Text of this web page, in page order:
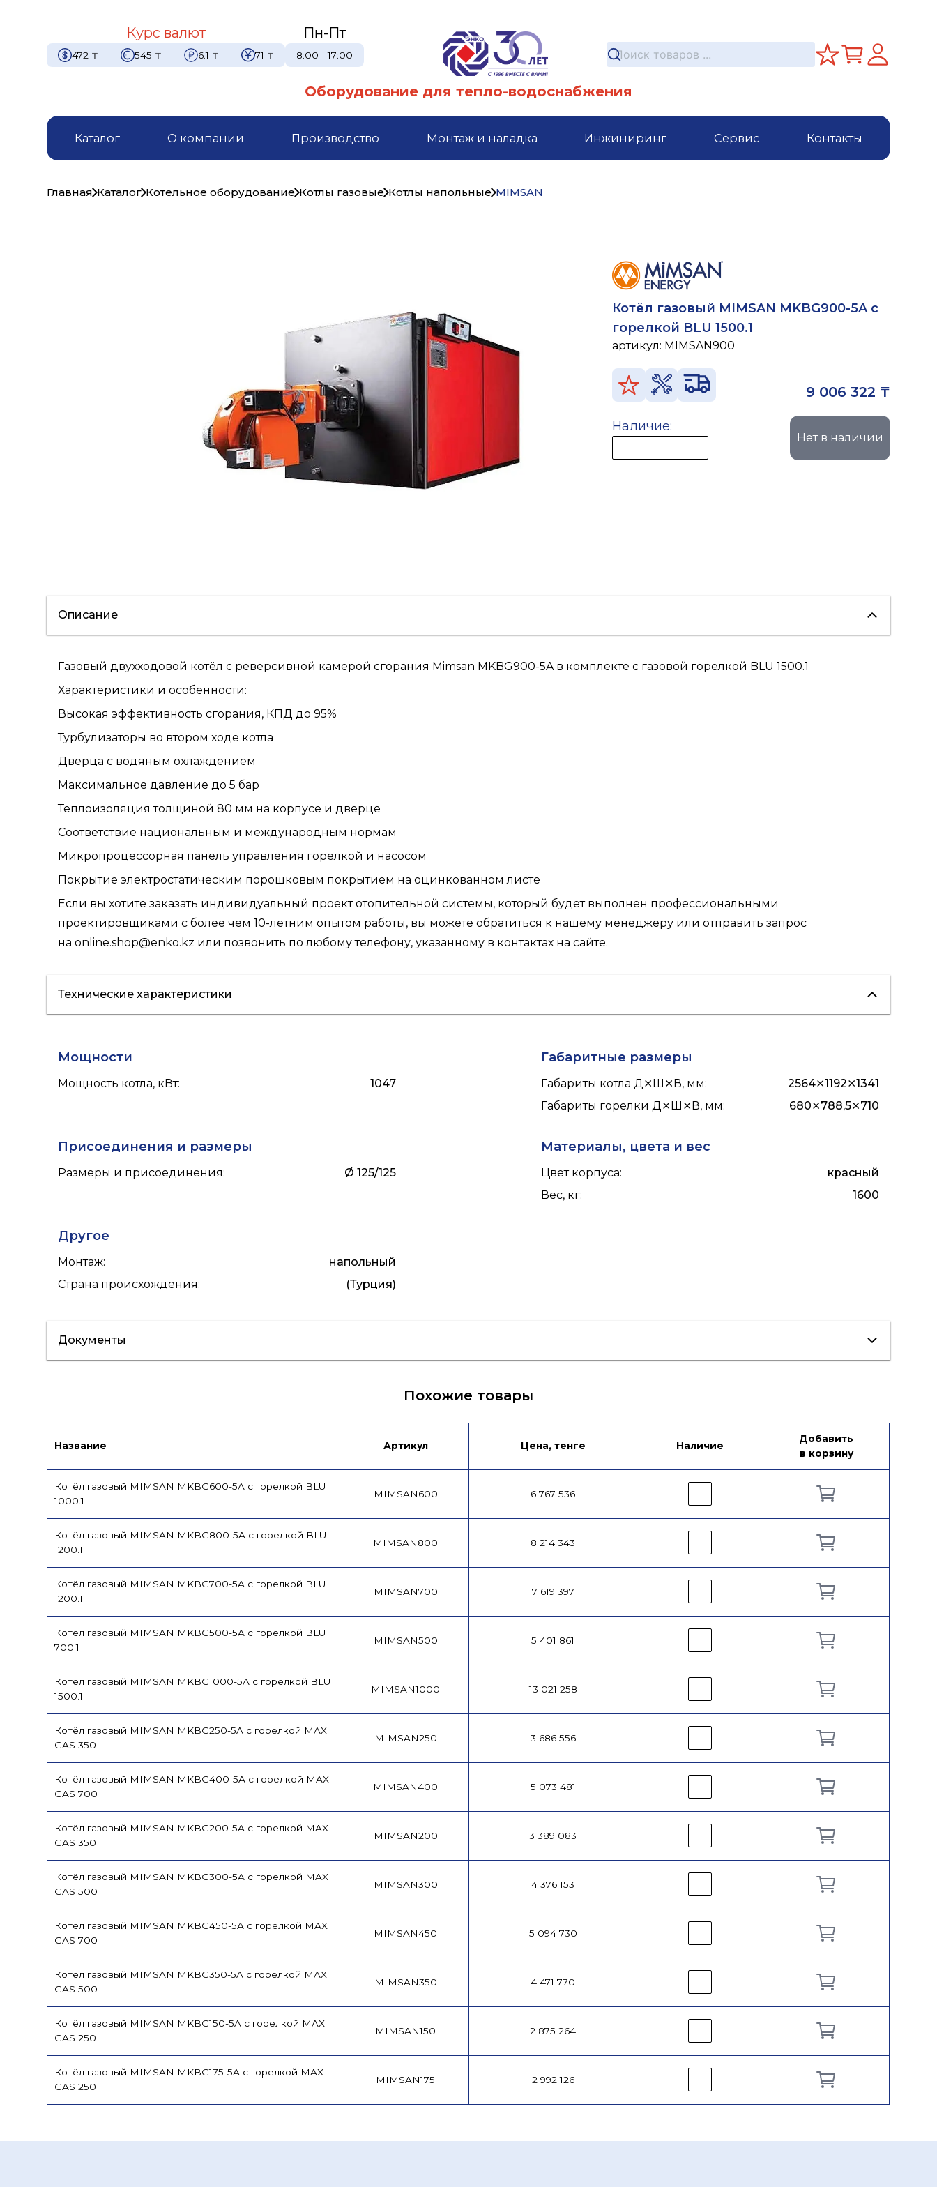
Курс валют
472 ₸ 545 ₸ 6.1 ₸ 71 ₸
Пн-Пт
8:00 - 17:00
Оборудование для тепло-водоснабжения
Каталог О компании Производство Монтаж и наладка Инжиниринг Сервис Контакты
Главная Каталог Котельное оборудование Котлы газовые Котлы напольные MIMSAN
Котёл газовый MIMSAN MKBG900-5A с
горелкой BLU 1500.1
артикул: MIMSAN900
9 006 322 ₸
Наличие:
Нет в наличии
Описание
Газовый двухходовой котёл с реверсивной камерой сгорания Mimsan MKBG900-5A в комплекте с газовой горелкой BLU 1500.1
Характеристики и особенности:
Высокая эффективность сгорания, КПД до 95%
Турбулизаторы во втором ходе котла
Дверца с водяным охлаждением
Максимальное давление до 5 бар
Теплоизоляция толщиной 80 мм на корпусе и дверце
Соответствие национальным и международным нормам
Микропроцессорная панель управления горелкой и насосом
Покрытие электростатическим порошковым покрытием на оцинкованном листе
Если вы хотите заказать индивидуальный проект отопительной системы, который будет выполнен профессиональными
проектировщиками с более чем 10-летним опытом работы, вы можете обратиться к нашему менеджеру или отправить запрос
наonline.shop@enko.kz или позвонить по любому телефону, указанному в контактах на сайте.
Технические характеристики
Мощности
Мощность котла, кВт: 1047
Габаритные размеры
Габариты котла Д⨯Ш⨯В, мм:
2564⨯1192⨯1341
Габариты горелки Д⨯Ш⨯В, мм: 680⨯788,5⨯710
Присоединения и размеры
Размеры и присоединения: Ø 125/125
Материалы, цвета и вес
Цвет корпуса:
красный
Вес, кг: 1600
Другое
Монтаж:
напольный
Страна происхождения: (Турция)
Документы
Похожие товары
Название Артикул Цена, тенге Наличие
Добавить
в корзину
Котёл газовый MIMSAN MKBG600-5A с горелкой BLU
1000.1
MIMSAN600 6 767 536
Котёл газовый MIMSAN MKBG800-5A с горелкой BLU
1200.1
MIMSAN800 8 214 343
Котёл газовый MIMSAN MKBG700-5A с горелкой BLU
1200.1
MIMSAN700 7 619 397
Котёл газовый MIMSAN MKBG500-5A с горелкой BLU
700.1
MIMSAN500 5 401 861
Котёл газовый MIMSAN MKBG1000-5A с горелкой BLU
1500.1
MIMSAN1000 13 021 258
Котёл газовый MIMSAN MKBG250-5A с горелкой MAX
GAS 350
MIMSAN250 3 686 556
Котёл газовый MIMSAN MKBG400-5A с горелкой MAX
GAS 700
MIMSAN400 5 073 481
Котёл газовый MIMSAN MKBG200-5A с горелкой MAX
GAS 350
MIMSAN200 3 389 083
Котёл газовый MIMSAN MKBG300-5A с горелкой MAX
GAS 500
MIMSAN300 4 376 153
Котёл газовый MIMSAN MKBG450-5A с горелкой MAX
GAS 700
MIMSAN450 5 094 730
Котёл газовый MIMSAN MKBG350-5A с горелкой MAX
GAS 500
MIMSAN350 4 471 770
Котёл газовый MIMSAN MKBG150-5A с горелкой MAX
GAS 250
MIMSAN150 2 875 264
Котёл газовый MIMSAN MKBG175-5A с горелкой MAX
GAS 250
MIMSAN175 2 992 126